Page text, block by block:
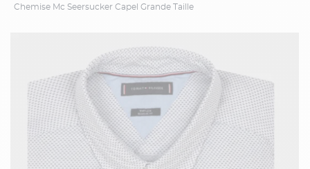
Chemise Mc Seersucker Capel Grande Taille